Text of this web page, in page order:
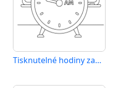
Tisknutelné hodiny zadarmo